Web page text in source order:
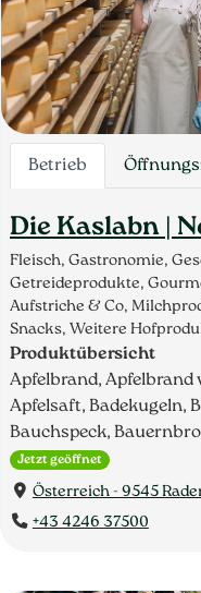
Betrieb
Die Kaslabn |
Fleisch, Gastronomie,
Getreideprodukte,
Aufstriche & Co,
Snacks, Weitere
Produktübersicht
Apfelbrand, Apfelbrand
Apfelsaft, Badekugeln,
Bauchspeck,
Jetzt geöffnet
Österreich - 9545
+43 4246 37500